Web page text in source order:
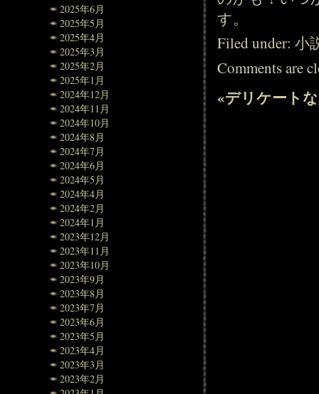
2025年6月
2025年5月
2025年4月
2025年3月
2025年2月
2025年1月
2024年12月
2024年11月
2024年10月
2024年8月
2024年7月
2024年6月
2024年5月
2024年4月
2024年2月
2024年1月
2023年12月
2023年11月
2023年10月
2023年9月
2023年8月
2023年7月
2023年6月
2023年5月
2023年4月
2023年3月
2023年2月
す。
Filed under:小
Comments are
«デリケート